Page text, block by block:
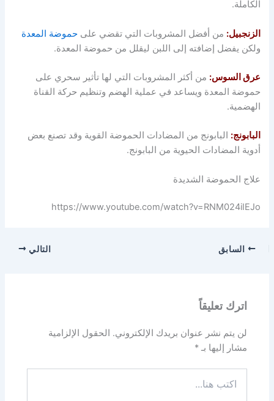
الكاملة.
الزنجبيل: من أفضل المشروبات التي تقضي علىحموضة المعدة
ولكن يفضل إضافته إلى اللبن ليقلل من حموضة المعدة.
عرق السوس: من أكثر المشروبات التي لها تأثير سحري على
حموضة المعدة ويساعد في عملية الهضم وتنظيم حركة القناة
الهضمية.
البابونج: البابونج من المضادات الحموضة القوية وقد تصنع بعض
أدوية المضادات الحيوية من البابونج.
علاج الحموضة الشديدة
https://www.youtube.com/watch?v=RNM024iIEJo
السابق التالي
اترك تعليقاً
لن يتم نشر عنوان بريدك الإلكتروني. الحقول الإلزامية
مشار إليها بـ*
هنا...